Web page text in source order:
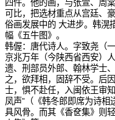
四件。他的画，与张萱、周
可比，把选材重点从宫廷、
俗画发展中的 大进步。韩滉
幅《五牛图》。
韩偓：唐代诗人。字致尧（
京兆万年（今陕西省西安）
遗、刑部员外郎、翰林学士
之，欲拜相，固辞不受。后
士，惧不赴任，入闽依王审
凤声”（《韩冬郎即席为诗
具风骨。而其《香奁集》则